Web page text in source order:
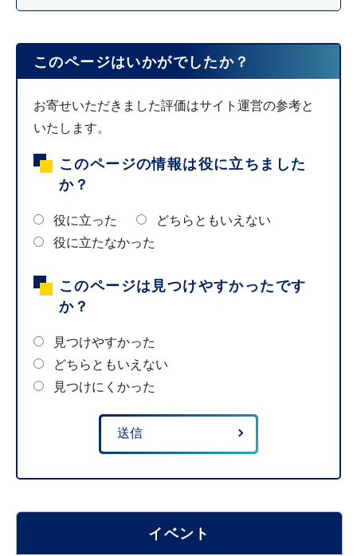
このページはいかがでしたか？
お寄せいただきました評価はサイト運営の参考と
いたします。
このページの情報は役に立ちました
か？
役に立った
どちらともいえない
役に立たなかった
このページは見つけやすかったです
か？
見つけやすかった
どちらともいえない
見つけにくかった
イベント